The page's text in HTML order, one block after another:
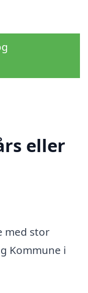
eller
med stor
Kommune i